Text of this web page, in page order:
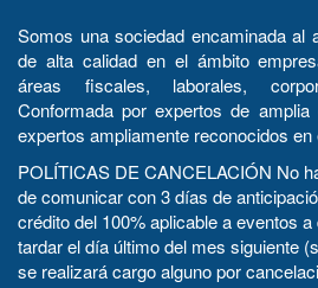
Somos una sociedad encaminada al
de alta calidad en el ámbito
áreas fiscales, laborales,
Conformada por expertos de amplia
expertos ampliamente reconocidos en
POLÍTICAS DE CANCELACIÓN No
de comunicar con 3 días de
crédito del 100% aplicable a eventos
tardar el día último del mes siguiente
se realizará cargo alguno por